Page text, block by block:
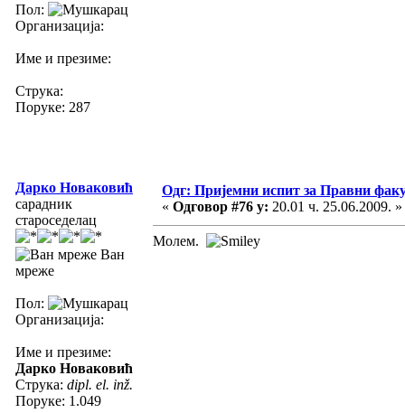
Пол:
Организација:
Име и презиме:
Струка:
Поруке: 287
Дарко Новаковић
сарадник
староседелац
Ван
мреже
Пол:
Организација:
Име и презиме:
Дарко Новаковић
Струка: dipl. el. inž.
Поруке: 1.049
Одг: Пријемни испит за Правни
« Одговор #76 у: 20.01 ч. 25.06.2009. »
Молем.